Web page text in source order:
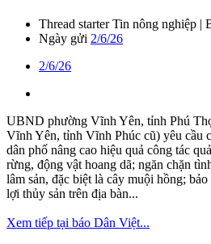
Thread starter Tin nông nghiệp |
Ngày gửi 2/6/26
2/6/26
UBND phường Vĩnh Yên, tỉnh Phú
Vĩnh Yên, tỉnh Vĩnh Phúc cũ) yêu cầu
dân phố nâng cao hiệu quả công tác
rừng, động vật hoang dã; ngăn chặn
lâm sản, đặc biệt là cây muội hồng;
lợi thủy sản trên địa bàn...
Xem tiếp tại báo Dân Việt...